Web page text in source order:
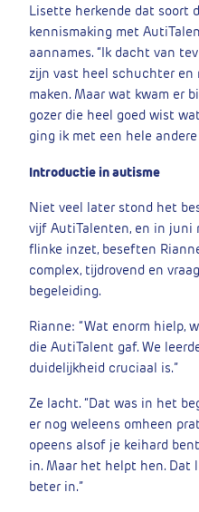
Lisette herkende dat soort
kennismaking met
aannames. “Ik dacht van
zijn vast heel schuchter
maken. Maar wat kwam er
gozer die heel goed wist
ging ik met een hele
Introductie in autisme
Niet veel later stond het
vijf AutiTalenten, en in juni
flinke inzet, beseften
complex, tijdrovend en
begeleiding.
Rianne: “Wat enorm hielp,
die AutiTalent gaf. We
duidelijkheid cruciaal is.”
Ze lacht. “Dat was in het
er nog weleens omheen
opeens alsof je keihard
in. Maar het helpt hen. Dat
beter in.”